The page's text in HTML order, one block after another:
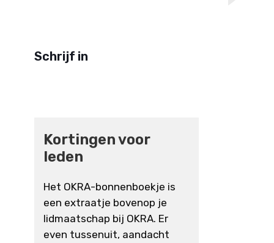
Schrijf in
Kortingen voor
leden
Het OKRA-bonnenboekje is
een extraatje bovenop je
lidmaatschap bij OKRA. Er
even tussenuit, aandacht